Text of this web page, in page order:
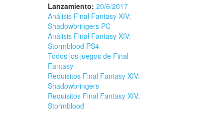
Lanzamiento: 20/6/2017
Análisis Final Fantasy XIV:
Shadowbringers PC
Análisis Final Fantasy XIV:
Stormblood PS4
Todos los juegos de Final
Fantasy
Requisitos Final Fantasy XIV:
Shadowbringers
Requisitos Final Fantasy XIV:
Stormblood